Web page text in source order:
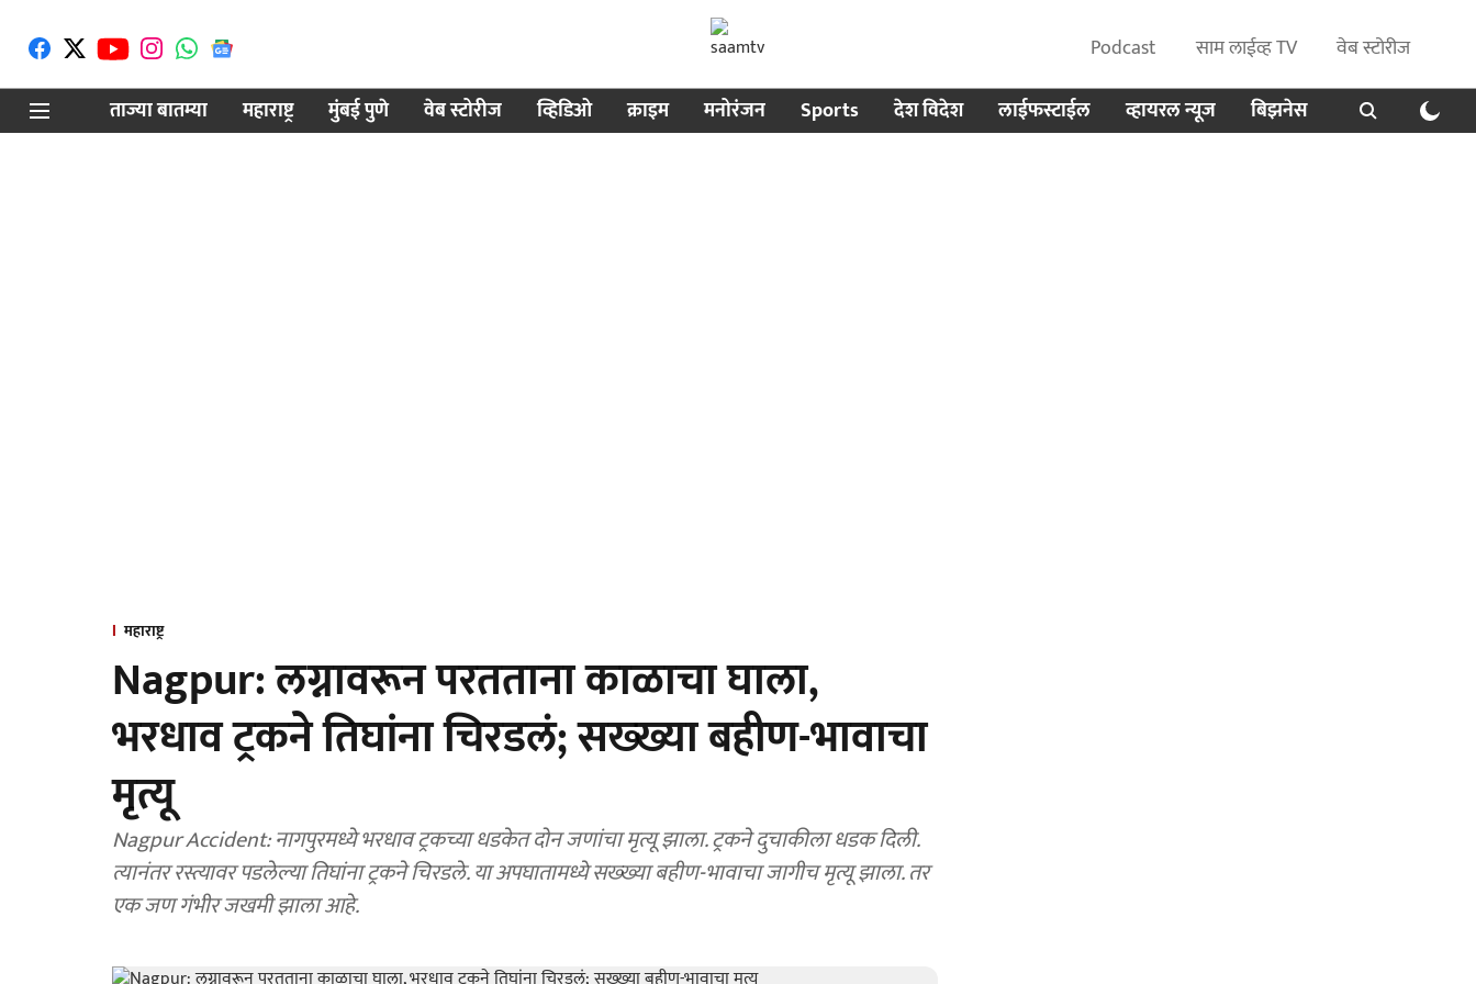
Podcast साम लाईव्ह TV
वेब स्टोरीज
ताज्या बातम्या
महाराष्ट्र मुंबई पुणे वेब स्टोरीज व्हिडिओ क्राइम मनोरंजन Sports देश विदेश लाईफस्टाईल व्हायरल न्यूज बिझनेस
महाराष्ट्र
Nagpur: लग्नावरून परतताना काळाचा घाला,
भरधाव ट्रकने तिघांना चिरडलं; सख्ख्या बहीण-भावाचा
मृत्यू
Nagpur Accident: नागपुरमध्ये भरधाव ट्रकच्या धडकेत दोन जणांचा मृत्यू झाला. ट्रकने दुचाकीला धडक दिली.
त्यानंतर रस्त्यावर पडलेल्या तिघांना ट्रकने चिरडले. या अपघातामध्ये सख्ख्या बहीण-भावाचा जागीच मृत्यू झाला. तर
एक जण गंभीर जखमी झाला आहे.